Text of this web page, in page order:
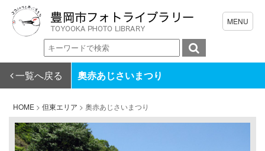
一覧へ戻る 奧赤あじさいまつり
HOME > 但東エリア > 奧赤あじさいまつり